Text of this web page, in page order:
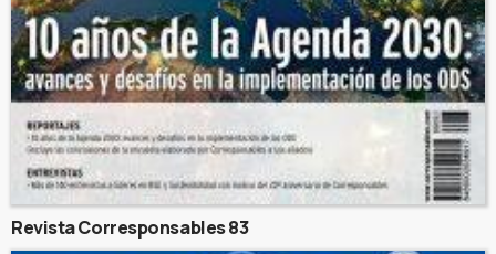
Revista Corresponsables 83